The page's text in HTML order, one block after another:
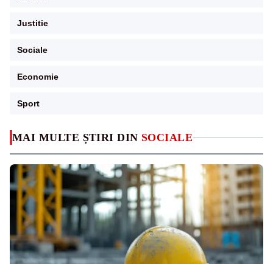
MAI MULTE ȘTIRI DIN SOCIALE
Justitie
Sociale
Economie
Sport